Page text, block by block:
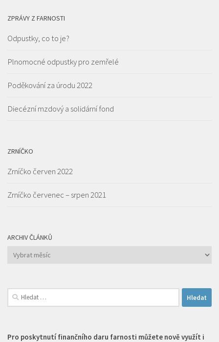
ZPRÁVY Z FARNOSTI
Odpustky, co to je?
Plnomocné odpustky pro zemřelé
Poděkování za úrodu 2022
Diecézní mzdový a solidární fond
ZRNÍČKO
Zrníčko červen 2022
Zrníčko červenec – srpen 2021
ARCHIV ČLÁNKŮ
Archiv
Vyhledávání
Pro poskytnutí finančního daru farnosti můžete nově využít i